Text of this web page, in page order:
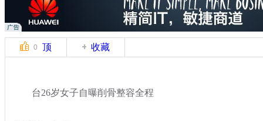
0 顶 收藏
台26岁女子自曝削骨整容全程